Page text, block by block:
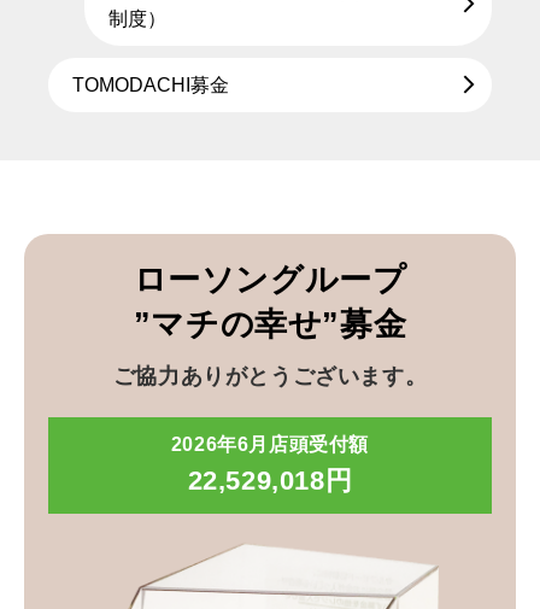
制度）
TOMODACHI募金
ローソングループ
”マチの幸せ”募金
ご協力ありがとうございます。
2026年6月店頭受付額
22,529,018円